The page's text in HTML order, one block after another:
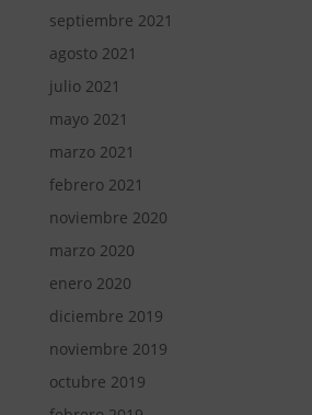
septiembre 2021
agosto 2021
julio 2021
mayo 2021
marzo 2021
febrero 2021
noviembre 2020
marzo 2020
enero 2020
diciembre 2019
noviembre 2019
octubre 2019